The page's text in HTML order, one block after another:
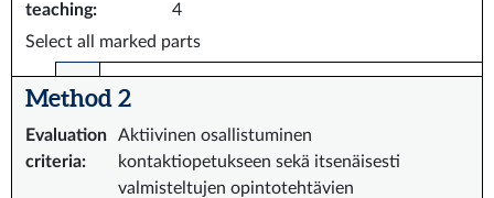
teaching:
4
Select all marked parts
Method 2
Evaluation
criteria:
Aktiivinen osallistuminen
kontaktiopetukseen sekä itsenäisesti
valmisteltujen opintotehtävien